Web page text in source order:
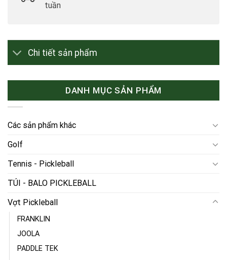
tuần
Chi tiết sản phẩm
DANH MỤC SẢN PHẨM
Các sản phẩm khác
Golf
Tennis - Pickleball
TÚI - BALO PICKLEBALL
Vợt Pickleball
FRANKLIN
JOOLA
PADDLE TEK